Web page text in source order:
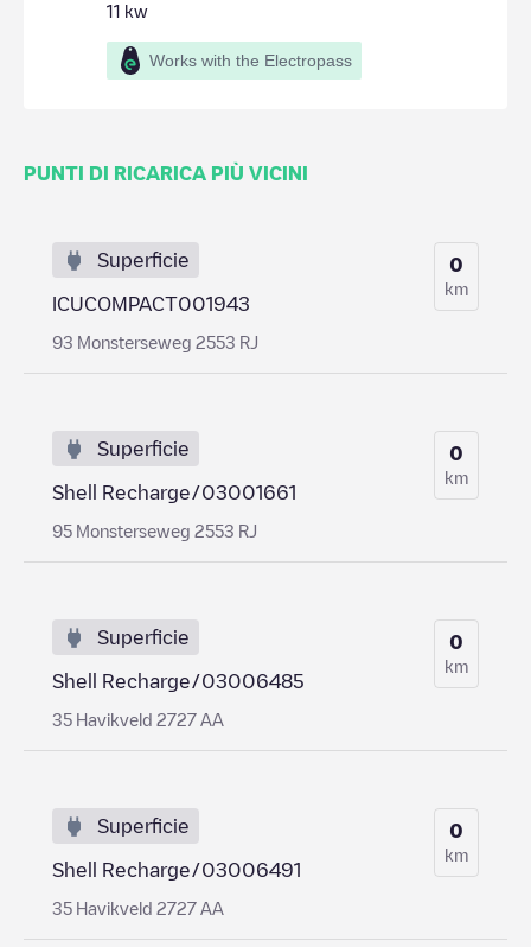
11 kw
Works with the Electropass
PUNTI DI RICARICA PIÙ VICINI
Superficie
ICUCOMPACT001943
93 Monsterseweg 2553 RJ
0
km
Superficie
Shell Recharge/03001661
95 Monsterseweg 2553 RJ
0
km
Superficie
Shell Recharge/03006485
35 Havikveld 2727 AA
0
km
Superficie
Shell Recharge/03006491
35 Havikveld 2727 AA
0
km